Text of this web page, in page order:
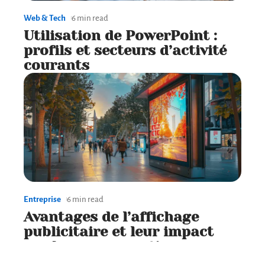
Web & Tech 6 min read
Utilisation de PowerPoint :
profils et secteurs d’activité
courants
Entreprise 6 min read
Avantages de l’affichage
publicitaire et leur impact
sur la consommation